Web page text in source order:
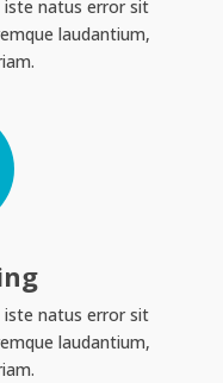
iste natus error sit
laudantium,
iste natus error sit
laudantium,